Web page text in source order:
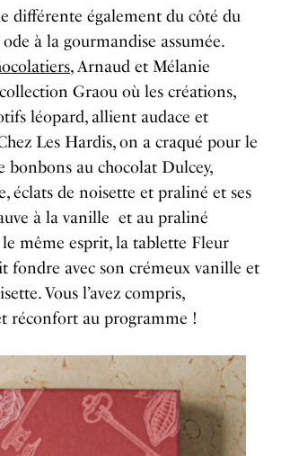
différente également du côté du
à la gourmandise assumée.
, Arnaud et Mélanie
Graou où les créations,
léopard, allient audace et
Les Hardis, on a craqué pour le
bonbons au chocolat Dulcey,
éclats de noisette et praliné et ses
à la vanille et au praliné
même esprit, la tablette Fleur
fondre avec son crémeux vanille et
Vous l’avez compris,
réconfort au programme !